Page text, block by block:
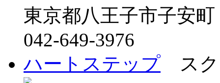
東京都八王子市子安
042-649-3976
ハートステップ スク